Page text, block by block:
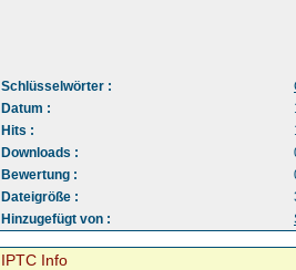
Schlüsselwörter :
Datum :
Hits :
Downloads :
Bewertung :
Dateigröße :
Hinzugefügt von :
IPTC Info